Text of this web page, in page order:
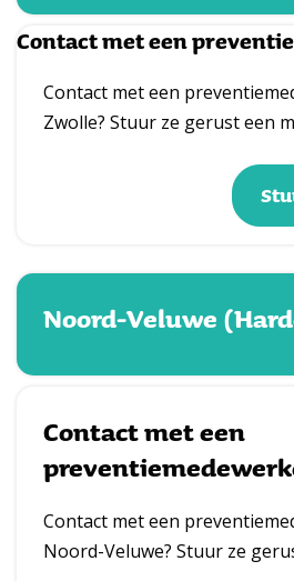
Contact met een
Contact met een
Zwolle? Stuur ze gerust een
Noord-Veluwe
Contact met een
Contact met een
Noord-Veluwe? Stuur ze